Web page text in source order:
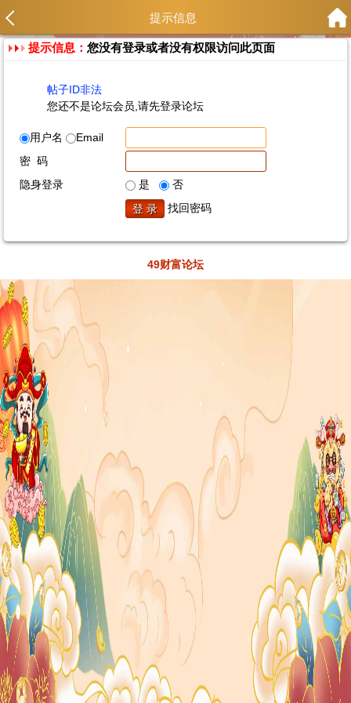
提示信息
提示信息：您没有登录或者没有权限访问此页面
帖子ID非法
您还不是论坛会员,请先登录论坛
用户名
Email
密 码
隐身登录
是
否
找回密码
49财富论坛